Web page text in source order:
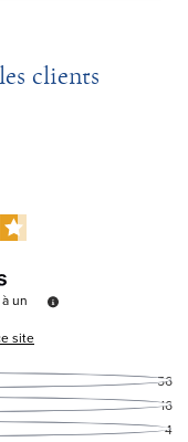
clients
un
site
56
16
4